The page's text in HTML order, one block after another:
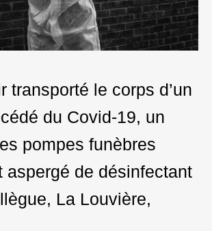
transporté le corps d’un
du Covid-19, un
pompes funèbres
aspergé de désinfectant
La Louvière,